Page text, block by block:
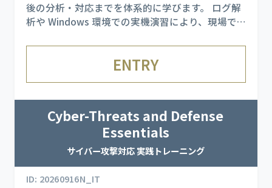
後の分析・対応までを体系的に学びます。 ログ解
析や Windows 環境での実機演習により、現場で
結するスキルを習得できます。
ENTRY
Cyber-Threats and Defense
Essentials
サイバー攻撃対応 実践トレーニング
ID: 20260916N_IT